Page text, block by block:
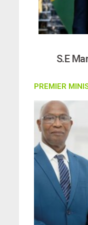
S.E
PREMIER